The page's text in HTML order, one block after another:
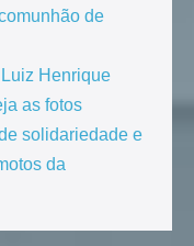
de
Henrique
as fotos
solidariedade e
da